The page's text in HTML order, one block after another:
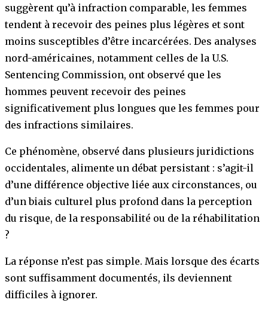
suggèrent qu’à infraction comparable, les femmes
tendent à recevoir des peines plus légères et sont
moins susceptibles d’être incarcérées. Des analyses
nord-américaines, notamment celles de la U.S.
Sentencing Commission, ont observé que les
hommes peuvent recevoir des peines
significativement plus longues que les femmes pour
des infractions similaires.
Ce phénomène, observé dans plusieurs juridictions
occidentales, alimente un débat persistant : s’agit-il
d’une différence objective liée aux circonstances, ou
d’un biais culturel plus profond dans la perception
du risque, de la responsabilité ou de la réhabilitation
?
La réponse n’est pas simple. Mais lorsque des écarts
sont suffisamment documentés, ils deviennent
difficiles à ignorer.